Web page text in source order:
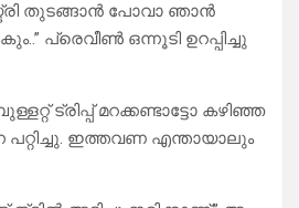
തുടങ്ങാൻ പോവാ ഞാൻ
പ്രെവീൺ ഒന്നൂടി ഉറപ്പിച്ചു
ട്രിപ്പ്‌ മറക്കണ്ടാട്ടോ കഴിഞ്ഞ
ഇത്തവണ എന്തായാലും